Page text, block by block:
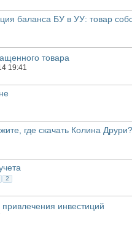
баланса БУ в УУ: товар
товара
19:41
где скачать Колина
2
инвестиций